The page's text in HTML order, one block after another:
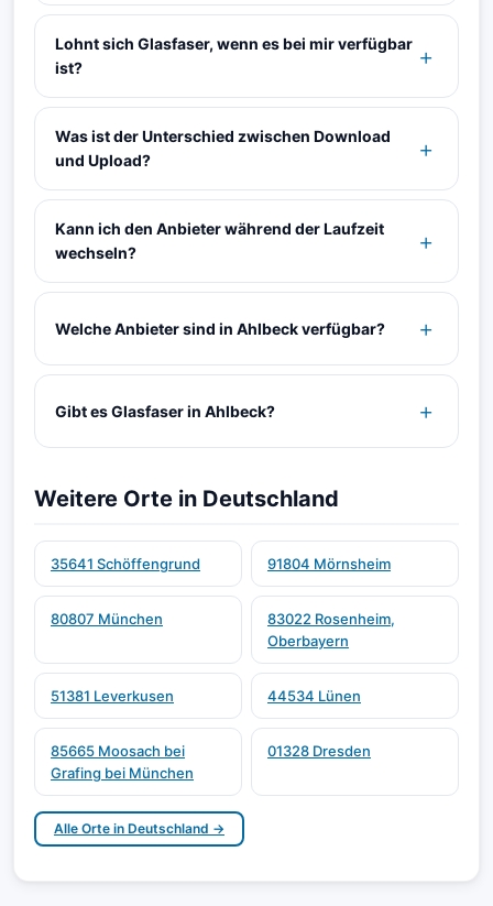
Lohnt sich Glasfaser, wenn es bei mir verfügbar
ist?
Was ist der Unterschied zwischen Download
und Upload?
Kann ich den Anbieter während der Laufzeit
wechseln?
Welche Anbieter sind in Ahlbeck verfügbar?
Gibt es Glasfaser in Ahlbeck?
Weitere Orte in Deutschland
35641 Schöffengrund 91804 Mörnsheim
80807 München
83022 Rosenheim,
Oberbayern
51381 Leverkusen 44534 Lünen
85665 Moosach bei
Grafing bei München
01328 Dresden
Alle Orte in Deutschland →